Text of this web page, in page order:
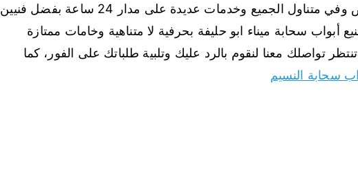
سحابة ميناء ابو حليفة وبأسعار رخيص وفي متناول الجميع وخدمات عديدة على مدار 24 ساعة بفضل فنيين
أبواب سحابة ميناء ابو حليفة بحرفية لا متناهية وخامات ممتازة
تواصلك معنا لنقوم بالرد عليك وتلبية طلباتك على الفور، كما
سحابة النسيم